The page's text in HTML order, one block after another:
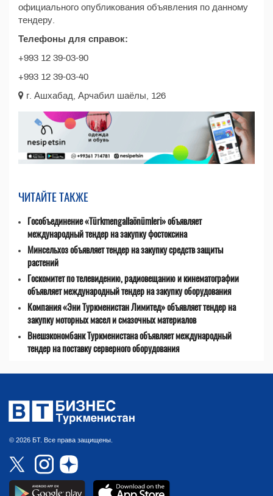
официального опубликования объявления по данному
тендеру.
Телефоны для справок:
+993 12 39-03-90
+993 12 39-03-40
г. Ашхабад, Арчабил шаёлы, 126
ЧИТАЙТЕ ТАКЖЕ
Гособъединение «Türkmengallaönümleri» объявляет
международный тендер на закупку фостоксина
Минсельхоз объявляет тендер на закупку средств защиты
растений
Госкомитет по телевидению, радиовещанию и кинематографии
объявляет международный тендер на закупку оборудования
Компания «Эни Туркменистан Лимитед» объявляет тендер на
закупку моторных масел и смазочных материалов
Внешэкономбанк Туркменистана объявляет международный
тендер на поставку серверного оборудования
© 2026 БТ. Все права защищены.